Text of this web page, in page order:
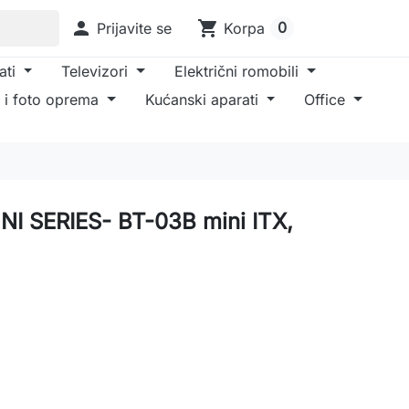
 Prijavite se shopping_cart Korpa 0
Televizori
Električni romobili
i foto oprema Kućanski aparati
Office
SERIES- BT-03B mini ITX,